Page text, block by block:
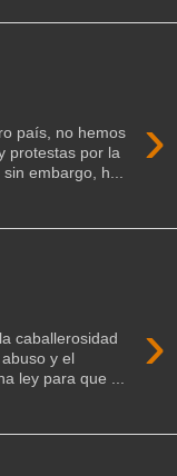
›
país, no hemos
protestas por la
embargo, h...
›
caballerosidad
y el
ley para que ...